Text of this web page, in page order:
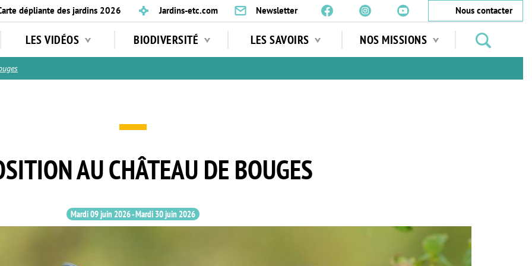
dépliante des jardins 2026 Jardins-etc.com Newsletter
Nous contacter
LES VIDÉOS BIODIVERSITÉ LES SAVOIRS NOS MISSIONS
jardins
AU CHÂTEAU DE BOUGES
Mardi 09 juin 2026-Mardi 30 juin 2026